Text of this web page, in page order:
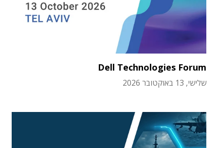
Dell Technologies Forum
שלישי, 13 באוקטובר 2026